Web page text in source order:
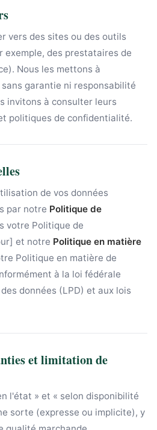
vers des sites ou des outils
des prestataires de
Nous les mettons à
garantie ni responsabilité
invitons à consulter leurs
politiques de confidentialité.
de vos données
par notre Politique de
votre Politique de
et notre Politique en matière
Politique en matière de
à la loi fédérale
données (LPD) et aux lois
et limitation de
l'état » et « selon disponibilité
sorte (expresse ou implicite), y